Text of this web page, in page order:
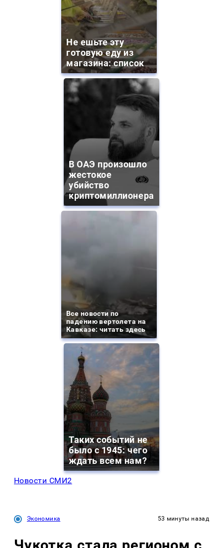
Не ешьте эту
готовую еду из
магазина: список
В ОАЭ произошло
жестокое
убийство
криптомиллионера
Все новости по
падению вертолета на
Кавказе: читать здесь
Таких событий не
было с 1945: чего
ждать всем нам?
Новости СМИ2
Экономика 53 минуты назад